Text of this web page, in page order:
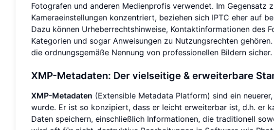
Fotografen und anderen Medienprofis verwendet. Im Gegensatz
Kameraeinstellungen konzentriert, beziehen sich IPTC eher auf
Dazu können Urheberrechtshinweise, Kontaktinformationen des
Kategorien und sogar Anweisungen zu Nutzungsrechten
die ordnungsgemäße Nennung von professionellen Bildern sicher.
XMP-Metadaten: Der vielseitige & erweiterbare
XMP-Metadaten (Extensible Metadata Platform) sind ein
wurde. Er ist so konzipiert, dass er leicht erweiterbar ist, d.h. er
Daten speichern, einschließlich Informationen, die traditionell